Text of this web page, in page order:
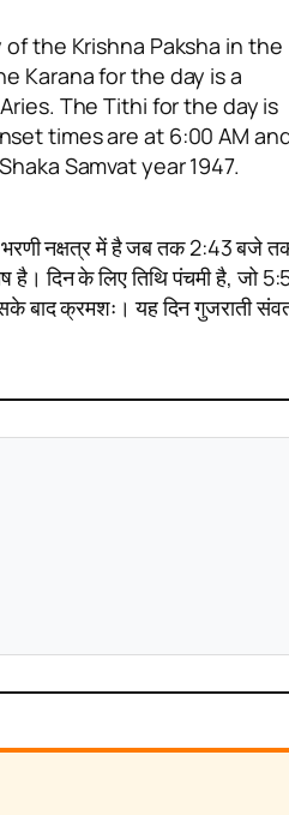
the Krishna Paksha in the
Karana for the day is a
The Tithi for the day is
times are at 6:00 AM
Samvat year 1947.
भरणी नक्षत्र में है जब तक 2:43 बजे
है। दिन के लिए तिथि पंचमी है, जो
बाद क्रमशः। यह दिन गुजराती